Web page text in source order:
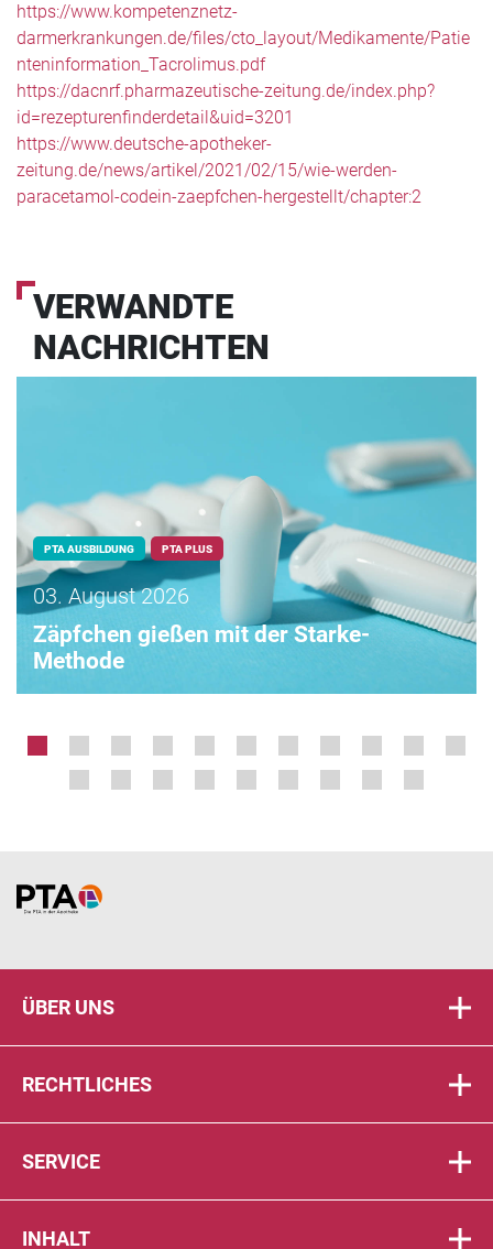
https://www.kompetenznetz-
darmerkrankungen.de/files/cto_layout/Medikamente/Patie
nteninformation_Tacrolimus.pdf
https://dacnrf.pharmazeutische-zeitung.de/index.php?
id=rezepturenfinderdetail&uid=3201
https://www.deutsche-apotheker-
zeitung.de/news/artikel/2021/02/15/wie-werden-
paracetamol-codein-zaepfchen-hergestellt/chapter:2
VERWANDTE
NACHRICHTEN
PTA AUSBILDUNG PTA PLUS
03. August 2026
Zäpfchen gießen mit der Starke-
Methode
Home
ÜBER UNS
RECHTLICHES
SERVICE
INHALT